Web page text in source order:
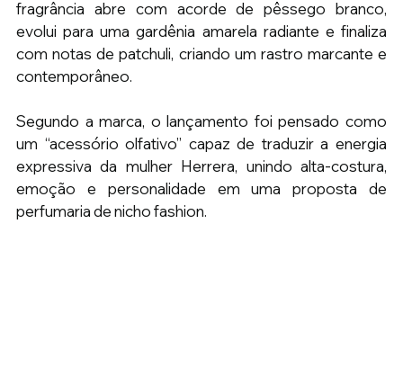
fragrância abre com acorde de pêssego branco,
evolui para uma gardênia amarela radiante e finaliza
com notas de patchuli, criando um rastro marcante e
contemporâneo.
Segundo a marca, o lançamento foi pensado como
um “acessório olfativo” capaz de traduzir a energia
expressiva da mulher Herrera, unindo alta-costura,
emoção e personalidade em uma proposta de
perfumaria de nicho fashion.